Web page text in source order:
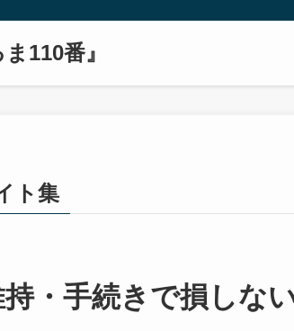
110番』
ト集
持・手続きで損しな